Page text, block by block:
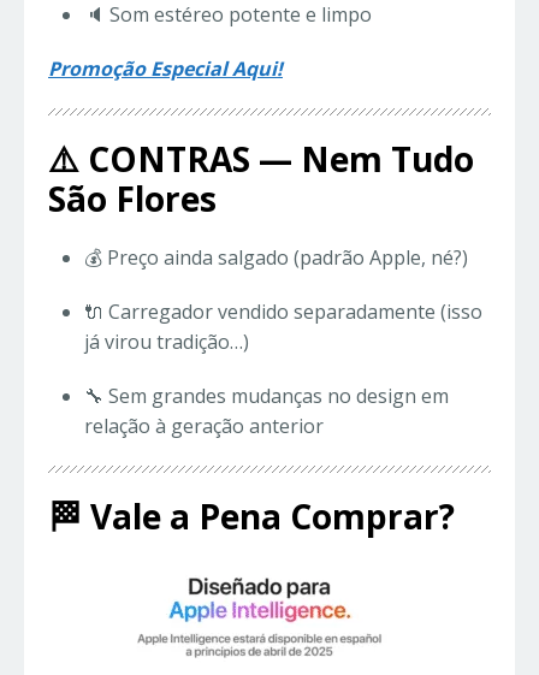
🔈 Som estéreo potente e limpo
Promoção Especial Aqui!
⚠️ CONTRAS — Nem Tudo
São Flores
💰 Preço ainda salgado (padrão Apple, né?)
🔌 Carregador vendido separadamente (isso
já virou tradição…)
🔧 Sem grandes mudanças no design em
relação à geração anterior
🏁 Vale a Pena Comprar?